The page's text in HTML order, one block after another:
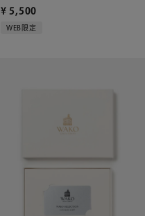
¥ 5,500
WEB限定